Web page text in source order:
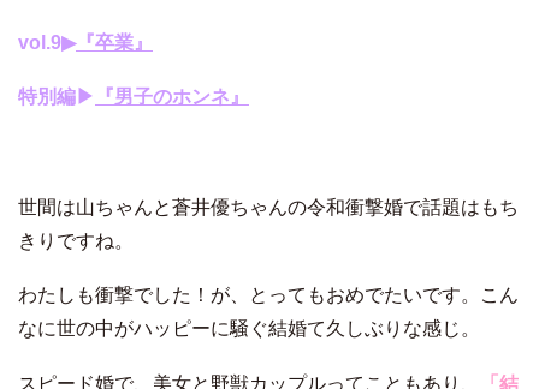
vol.9▶︎『卒業』
特別編▶︎ 『男子のホンネ』
世間は山ちゃんと蒼井優ちゃんの令和衝撃婚で話題はもち
きりですね。
わたしも衝撃でした！が、とってもおめでたいです。
こん
なに世の中がハッピーに騒ぐ結婚て久しぶりな感じ。
スピード婚で、美女と野獣カップルってこともあり、
「結